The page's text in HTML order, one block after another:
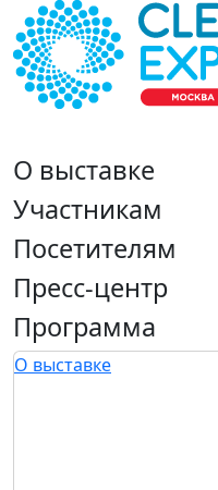
О выставке
Участникам
Посетителям
Пресс-центр
Программа
О выставке